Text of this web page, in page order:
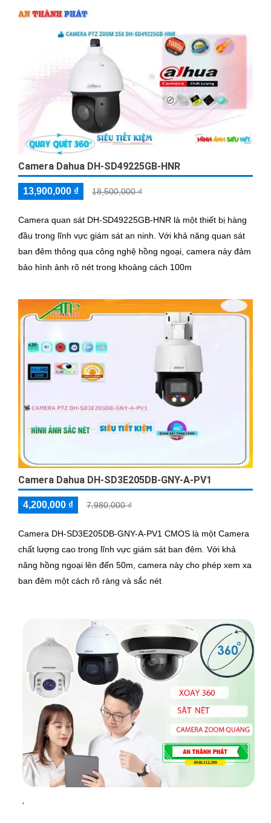
Camera Dahua DH-SD49225GB-HNR
13,900,000 ₫ 18,500,000 ₫
Camera quan sát DH-SD49225GB-HNR là một thiết bị hàng
đầu trong lĩnh vực giám sát an ninh. Với khả năng quan sát
ban đêm thông qua công nghệ hồng ngoại, camera này đảm
bảo hình ảnh rõ nét trong khoảng cách 100m
Camera Dahua DH-SD3E205DB-GNY-A-PV1
4,200,000 ₫ 7,980,000 ₫
Camera DH-SD3E205DB-GNY-A-PV1 CMOS là một Camera
chất lượng cao trong lĩnh vực giám sát ban đêm. Với khả
năng hồng ngoại lên đến 50m, camera này cho phép xem xa
ban đêm một cách rõ ràng và sắc nét
'